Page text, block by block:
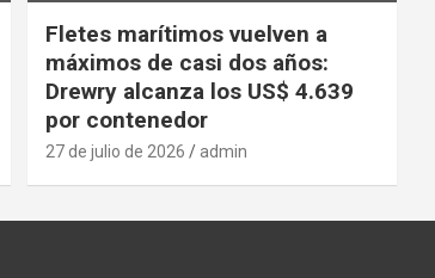
Fletes marítimos vuelven a
máximos de casi dos años:
Drewry alcanza los US$ 4.639
por contenedor
27 de julio de 2026 admin